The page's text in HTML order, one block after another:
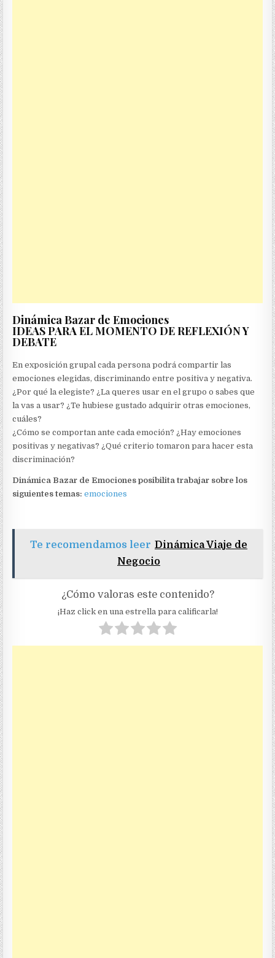
Dinámica Bazar de Emociones
IDEAS PARA EL MOMENTO DE REFLEXIÓN Y
DEBATE
En exposición grupal cada persona podrá compartir las
emociones elegidas, discriminando entre positiva y negativa.
¿Por qué la elegiste? ¿La queres usar en el grupo o sabes que
la vas a usar? ¿Te hubiese gustado adquirir otras emociones,
cuáles?
¿Cómo se comportan ante cada emoción? ¿Hay emociones
positivas y negativas? ¿Qué criterio tomaron para hacer esta
discriminación?
Dinámica Bazar de Emociones posibilita trabajar sobre los
siguientes temas:emociones
Te recomendamos leer Dinámica Viaje de
Negocio
¿Cómo valoras este contenido?
¡Haz click en una estrella para calificarla!